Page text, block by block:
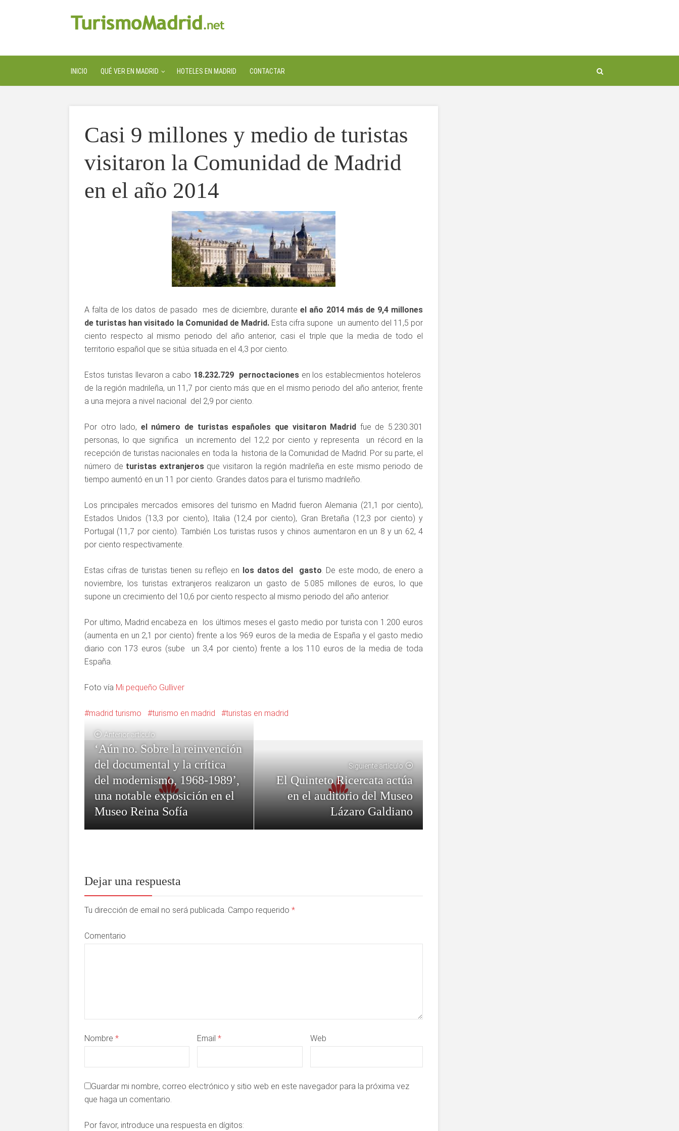
INICIO QUÉ VER EN MADRID HOTELES EN MADRID CONTACTAR
Casi 9 millones y medio de turistas
visitaron la Comunidad de Madrid
en el año 2014
A falta de los datos de pasado mes de diciembre, duranteel año 2014 más de 9,4 millones
de turistas han visitado la Comunidad de Madrid.Esta cifra supone un aumento del 11,5 por
ciento respecto al mismo periodo del año anterior, casi el triple que la media de todo el
territorio español que se sitúa situada en el 4,3 por ciento.
Estos turistas llevaron a cabo 18.232.729 pernoctacionesen los establecmientos hoteleros
de la región madrileña, un 11,7 por ciento más que en el mismo periodo del año anterior, frente
a una mejora a nivel nacional del 2,9 por ciento.
Por otro lado, el número de turistas españoles que visitaron Madrid fue de 5.230.301
personas, lo que significa un incremento del 12,2 por ciento y representa un récord en la
recepción de turistas nacionales en toda la historia de la Comunidad de Madrid. Por su parte, el
número de turistas extranjerosque visitaron la región madrileña en este mismo periodo de
tiempo aumentó en un 11 por ciento. Grandes datos para el turismo madrileño.
Los principales mercados emisores del turismo en Madrid fueron Alemania (21,1 por ciento),
Estados Unidos (13,3 por ciento), Italia (12,4 por ciento), Gran Bretaña (12,3 por ciento) y
Portugal (11,7 por ciento). También Los turistas rusos y chinos aumentaron en un 8 y un 62, 4
por ciento respectivamente.
Estas cifras de turistas tienen su reflejo en los datos del gasto. De este modo, de enero a
noviembre, los turistas extranjeros realizaron un gasto de 5.085 millones de euros, lo que
supone un crecimiento del 10,6 por ciento respecto al mismo periodo del año anterior.
Por ultimo, Madrid encabeza en los últimos meses el gasto medio por turista con 1.200 euros
(aumenta en un 2,1 por ciento) frente a los 969 euros de la media de España y el gasto medio
diario con 173 euros (sube un 3,4 por ciento) frente a los 110 euros de la media de toda
España.
Foto vía Mi pequeño Gulliver
madrid turismo turismo en madrid turistas en madrid
Anterior artículo
‘Aún no. Sobre la reinvención
del documental y la crítica
del modernismo, 1968-1989’,
una notable exposición en el
Museo Reina Sofía
Siguiente artículo
El Quinteto Ricercata actúa
en el auditorio del Museo
Lázaro Galdiano
Dejar una respuesta
Tu dirección de email no será publicada. Campo requerido *
Comentario
Nombre * Email * Web
Guardar mi nombre, correo electrónico y sitio web en este navegador para la próxima vez
que haga un comentario.
Por favor, introduce una respuesta en dígitos: